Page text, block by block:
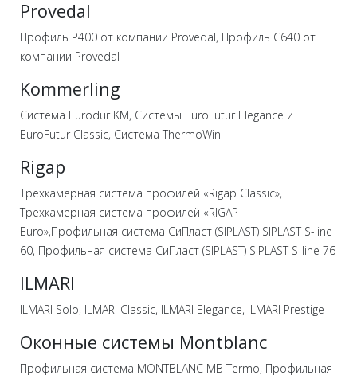
Provedal
Профиль P400 от компании Provedal, Профиль С640 от
компании Provedal
Kommerling
Система Eurodur KM, Системы EuroFutur Elegance и
EuroFutur Classic, Система ThermoWin
Rigap
Трехкамерная система профилей «Rigap Classic»,
Трехкамерная система профилей «RIGAP
Euro»,Профильная система СиПласт (SIPLAST) SIPLAST S-line
60, Профильная система СиПласт (SIPLAST) SIPLAST S-line 76
ILMARI
ILMARI Solo, ILMARI Classic, ILMARI Elegance, ILMARI Prestige
Оконные системы Montblanc
Профильная система MONTBLANC MB Termo, Профильная